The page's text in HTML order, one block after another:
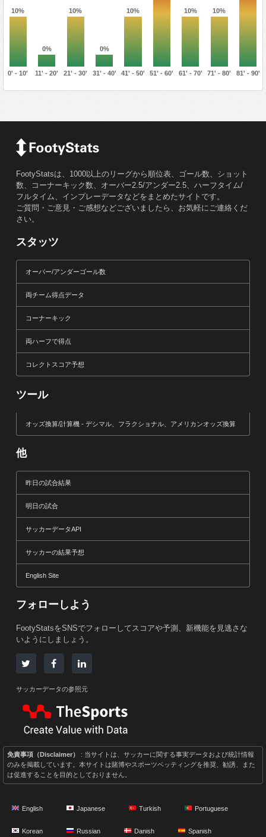
10%
0%
10%
0%
10% 10% 10%
0' - 10' 11' - 20' 21' - 30' 31' - 40' 41' - 50' 51' - 60' 61' - 70' 71' - 80' 81' - 90'
FootyStatsは、1000以上のリーグから順位表、ゴール数、ショット
数、コーナーキック数、オーバー2.5/アンダー2.5、ハーフタイム/
フルタイム、インプレーデータなどをまとめたサイトです。
ご質問・ご意見・ご感想などございましたら、お気軽にご連絡くだ
さい。
スタッツ
オーバー/アンダーゴール数
両チーム得点データ
コーナーキック
両ハーフで得点
コレクトスコア予想
ツール
オッズ換算/計算機 - デシマル、フラクショナル、アメリカンオッズ換算
他
昨日の試合結果
明日の試合
サッカーデータAPI
サッカーの結果予想
English Site
フォローしよう
FootyStatsをSNSでフォローしてスコアや予測、新機能を見逃さな
いようにしましょう。
サッカーデータの参照元
免責事項（Disclaimer）
: 当サイトは、サッカーに関する事実データおよび統計情報
のみを掲載しています。本サイトは賭博やスポーツベッティングを推奨、勧誘、また
は促進することを目的としておりません。
English Japanese Turkish Portuguese
Korean Russian Danish Spanish